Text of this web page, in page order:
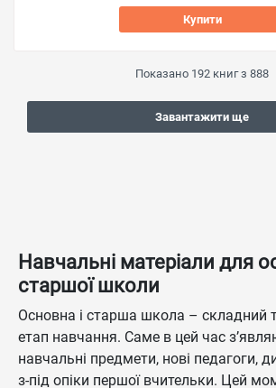
Купити
Показано 192 книг з 888
Завантажити ще
Навчальні матеріали для
старшої школи
Основна і старша школа – складний
етап навчання. Саме в цей час
навчальні предмети, нові педагоги,
з-під опіки першої вчительки. Цей